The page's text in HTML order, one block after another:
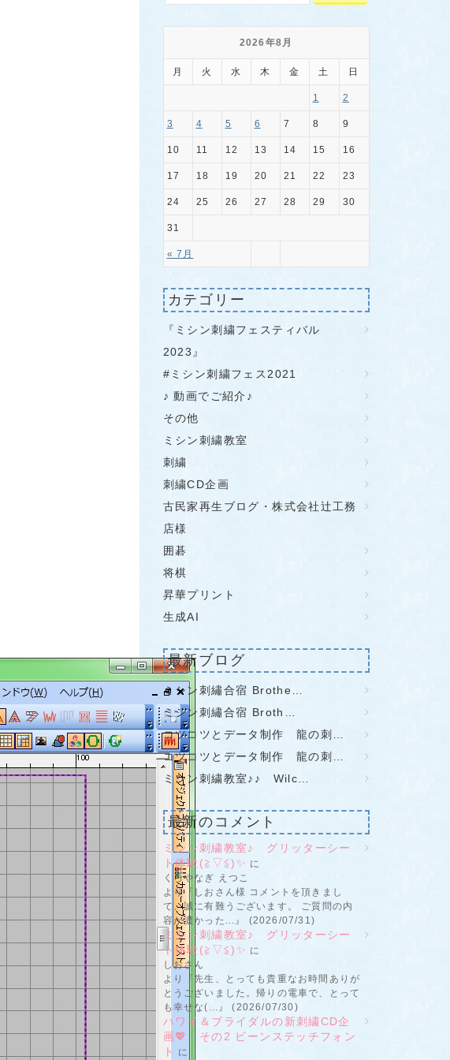
2026年8月
月 火 水 木 金 土 日
« 7月
1 2
3 4 5 6 7 8 9
10 11 12 13 14 15 16
17 18 19 20 21 22 23
24 25 26 27 28 29 30
31
カテゴリー
『ミシン刺繍フェスティバル
2023』
#ミシン刺繍フェス2021
♪ 動画でご紹介♪
その他
ミシン刺繍教室
刺繍
刺繍CD企画
古民家再生ブログ・株式会社辻工務
店様
囲碁
将棋
昇華プリント
生成AI
最新ブログ
ミシン刺繡合宿 Brothe…
ミシン刺繡合宿 Broth…
コツコツとデータ制作 龍の刺…
コツコツとデータ制作 龍の刺…
ミシン刺繍教室♪♪ Wilc…
最新のコメント
ミシン刺繍教室♪ グリッターシー
ト体験(≧▽≦)✨ に
くろやなぎ えつこ
より『しおさん様 コメントを頂きまし
て、誠に有難うございます。 ご質問の内
容が濃かった...』 (2026/07/31)
ミシン刺繍教室♪ グリッターシー
ト体験(≧▽≦)✨ に
しおさん
より『先生、とっても貴重なお時間ありが
とうございました。帰りの電車で、とって
も幸せな(...』 (2026/07/30)
ハワイ＆ブライダルの新刺繍CD企
画💖 その2 ビーンステッチフォン
ト
に